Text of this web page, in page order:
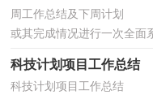
周工作总结及下周计划
或其完成情况进行一次全面
科技计划项目工作总结
科技计划项目工作总结